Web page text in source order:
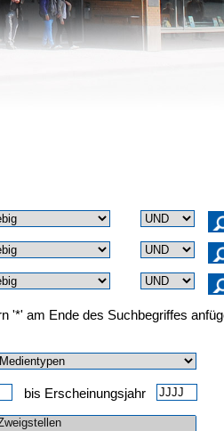
'*' am Ende des Suchbegriffes
bis Erscheinungsjahr